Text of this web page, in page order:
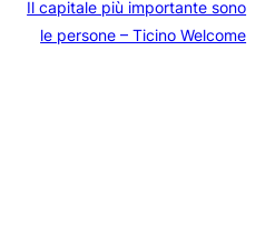
Il capitale più importante sono
le persone – Ticino Welcome